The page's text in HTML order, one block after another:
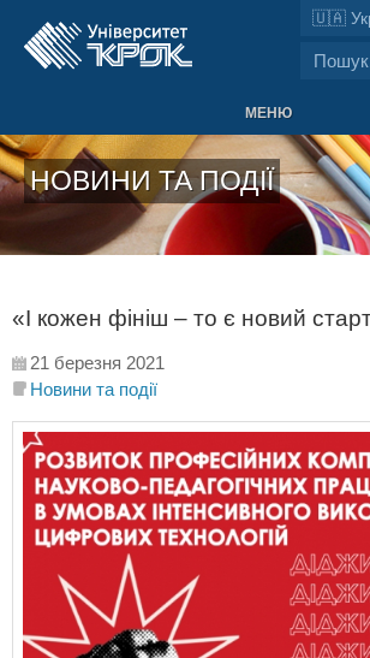
МЕНЮ
НОВИНИ ТА ПОДІЇ
«І кожен фініш – то є новий
21 березня 2021
Новини та події